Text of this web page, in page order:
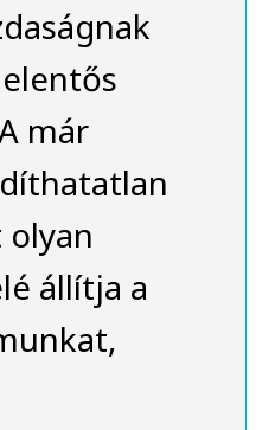
már
állítja a